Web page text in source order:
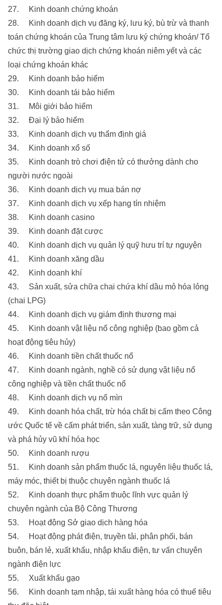
27. Kinh doanh chứng khoán
28. Kinh doanh dịch vụ đăng ký, lưu ký, bù trừ và thanh
toán chứng khoán của Trung tâm lưu ký chứng khoán/ Tổ
chức thị trường giao dịch chứng khoán niêm yết và các
loại chứng khoán khác
29. Kinh doanh bảo hiểm
30. Kinh doanh tái bảo hiểm
31. Môi giới bảo hiểm
32. Đại lý bảo hiểm
33. Kinh doanh dịch vụ thẩm định giá
34. Kinh doanh xổ số
35. Kinh doanh trò chơi điện tử có thưởng dành cho
người nước ngoài
36. Kinh doanh dịch vụ mua bán nợ
37. Kinh doanh dịch vụ xếp hạng tín nhiệm
38. Kinh doanh casino
39. Kinh doanh đặt cược
40. Kinh doanh dịch vụ quản lý quỹ hưu trí tự nguyện
41. Kinh doanh xăng dầu
42. Kinh doanh khí
43. Sản xuất, sửa chữa chai chứa khí dầu mỏ hóa lỏng
(chai LPG)
44. Kinh doanh dịch vụ giám định thương mại
45. Kinh doanh vật liệu nổ công nghiệp (bao gồm cả
hoạt động tiêu hủy)
46. Kinh doanh tiền chất thuốc nổ
47. Kinh doanh ngành, nghề có sử dụng vật liệu nổ
công nghiệp và tiền chất thuốc nổ
48. Kinh doanh dịch vụ nổ mìn
49. Kinh doanh hóa chất, trừ hóa chất bị cấm theo Công
ước Quốc tế về cấm phát triển, sản xuất, tàng trữ, sử dụng
và phá hủy vũ khí hóa học
50. Kinh doanh rượu
51. Kinh doanh sản phẩm thuốc lá, nguyên liệu thuốc lá,
máy móc, thiết bị thuộc chuyên ngành thuốc lá
52. Kinh doanh thực phẩm thuộc lĩnh vực quản lý
chuyên ngành của Bộ Công Thương
53. Hoạt động Sở giao dịch hàng hóa
54. Hoạt động phát điện, truyền tải, phân phối, bán
buôn, bán lẻ, xuất khẩu, nhập khẩu điện, tư vấn chuyên
ngành điện lực
55. Xuất khẩu gạo
56. Kinh doanh tạm nhập, tái xuất hàng hóa có thuế tiêu